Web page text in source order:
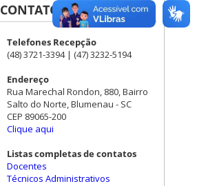
CONTATOS
Telefones Recepção
(48) 3721-3394 | (47) 3232-5194
Endereço
Rua Marechal Rondon, 880, Bairro
Salto do Norte, Blumenau - SC
CEP 89065-200
Clique aqui
Listas completas de contatos
Docentes
Técnicos Administrativos